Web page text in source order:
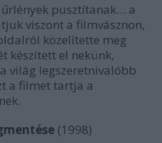
űrlények pusztítanak… a
viszont a filmvásznon,
közelítette meg
készített el nekünk,
világ legszeretnivalóbb
a filmet tartja a
(1998)